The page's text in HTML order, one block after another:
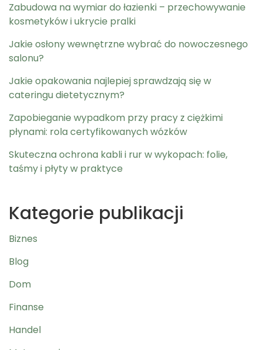
Zabudowa na wymiar do łazienki – przechowywanie
kosmetyków i ukrycie pralki
Jakie osłony wewnętrzne wybrać do nowoczesnego
salonu?
Jakie opakowania najlepiej sprawdzają się w
cateringu dietetycznym?
Zapobieganie wypadkom przy pracy z ciężkimi
płynami: rola certyfikowanych wózków
Skuteczna ochrona kabli i rur w wykopach: folie,
taśmy i płyty w praktyce
Kategorie publikacji
Biznes
Blog
Dom
Finanse
Handel